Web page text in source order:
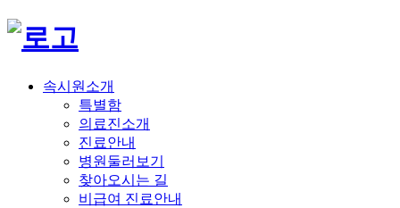
속시원소개
특별함
의료진소개
진료안내
병원둘러보기
찾아오시는 길
비급여 진료안내